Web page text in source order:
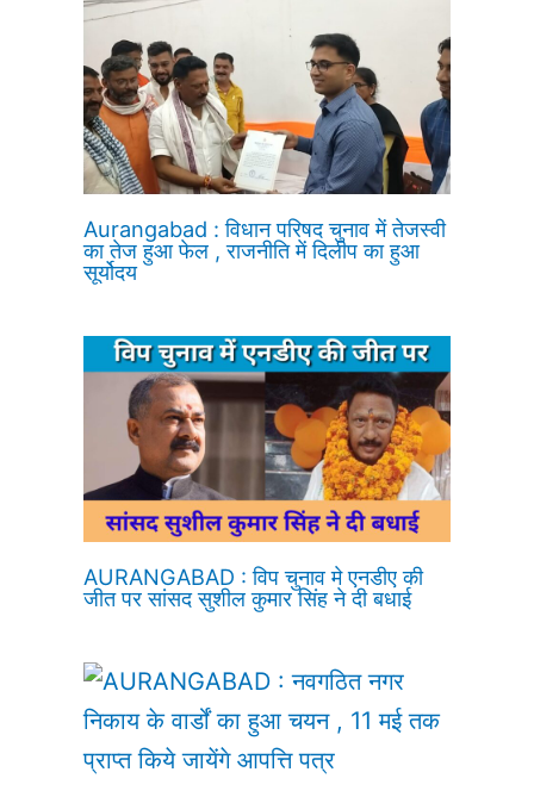
Aurangabad : विधान परिषद चुनाव में तेजस्वी
का तेज हुआ फेल , राजनीति में दिलीप का हुआ
सूर्योदय
AURANGABAD : विप चुनाव मे एनडीए की
जीत पर सांसद सुशील कुमार सिंह ने दी बधाई